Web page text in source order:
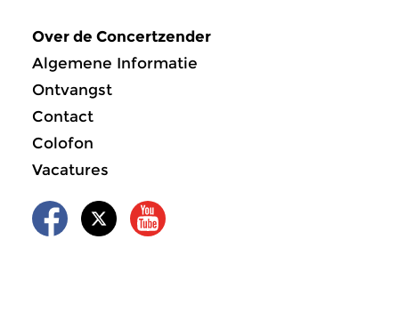
Over de Concertzender
Algemene Informatie
Ontvangst
Contact
Colofon
Vacatures